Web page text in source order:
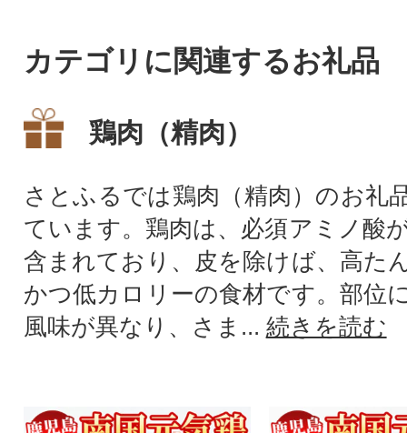
カテゴリに関連するお礼品
鶏肉（精肉）
さとふるでは鶏肉（精肉）のお礼
ています。鶏肉は、必須アミノ酸
含まれており、皮を除けば、高た
かつ低カロリーの食材です。部位
風味が異なり、さま... 続きを読む